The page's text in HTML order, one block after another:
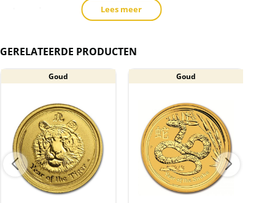
passende muntcapsule.
BTW
Lees meer
GERELATEERDE PRODUCTEN
Goud Goud